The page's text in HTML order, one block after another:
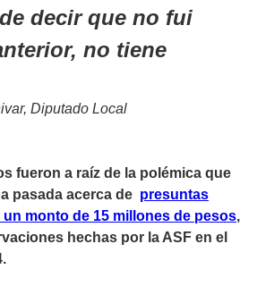
decir que no fui
no tiene
Diputado Local
fueron a raíz de la polémica que
pasada acerca de presuntas
monto de 15 millones de pesos,
hechas por la ASF en el